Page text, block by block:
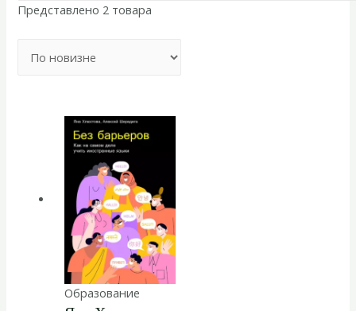
Представлено 2 товара
Образование